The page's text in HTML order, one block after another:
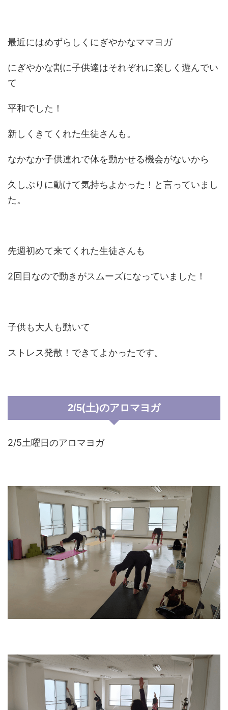
最近にはめずらしくにぎやかなママヨガ
にぎやかな割に子供達はそれぞれに楽しく遊んでい
て
平和でした！
新しくきてくれた生徒さんも。
なかなか子供連れで体を動かせる機会がないから
久しぶりに動けて気持ちよかった！と言っていまし
た。
先週初めて来てくれた生徒さんも
2回目なので動きがスムーズになっていました！
子供も大人も動いて
ストレス発散！できてよかったです。
2/5(土)のアロマヨガ
2/5土曜日のアロマヨガ